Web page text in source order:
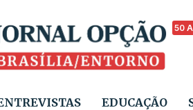
50
EDUCAÇÃO